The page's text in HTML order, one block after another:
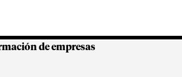
Colombianas
de empresas